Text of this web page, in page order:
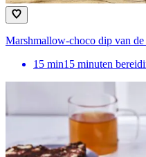
Marshmallow-choco dip van
15 min15 minuten